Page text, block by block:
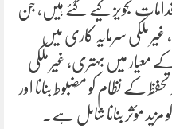
بڑے شعبوں کے تحت 15 اقدامات تجویز کیے گئے ہیں، جن
ملکی سرمایہ کاری میں
میں بہتری، غیر ملکی
کے نظام کو مضبوط بنانا اور
مؤثر بنانا شامل ہے۔